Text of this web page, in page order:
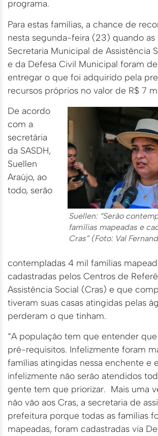
programa.
Para estas famílias, a chance de
nesta segunda-feira (23) quando as
Secretaria Municipal de Assistência
e da Defesa Civil Municipal foram
entregar o que foi adquirido pela
recursos próprios no valor de R$ 7
Suellen: “Serão
famílias mapeadas e
Cras” (Foto: Val
De acordo
com a
secretária
da SASDH,
Suellen
Araújo, ao
todo, serão
contempladas 4 mil famílias
cadastradas pelos Centros de
Assistência Social (Cras) e que
tiveram suas casas atingidas pelas
perderam o que tinham.
“A população tem que entender
pré-requisitos. Infelizmente foram
famílias atingidas nessa enchente e
infelizmente não serão atendidos
gente tem que priorizar. Mais uma
não vão aos Cras, a secretaria de
prefeitura porque todas as famílias
mapeadas, foram cadastradas via